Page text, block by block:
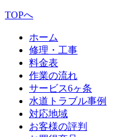
TOPへ
ホーム
修理・工事
料金表
作業の流れ
サービス6ヶ条
水道トラブル事例
対応地域
お客様の評判